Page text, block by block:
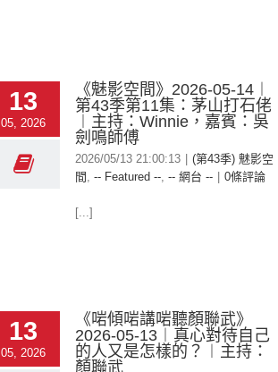
13
05, 2026
《魅影空間》2026-05-14︱
第43季第11集：茅山打石佬
︱主持：Winnie，嘉賓：吳
劍鳴師傅
2026/05/13 21:00:13
(第43季) 魅影空
間 , -- Featured --, -- 網台 -- 0條評論
[...]
13
05, 2026
《啱傾啱講啱聽顏聯武》
2026-05-13︱真心對待自己
的人又是怎樣的？︱主持：
顏聯武